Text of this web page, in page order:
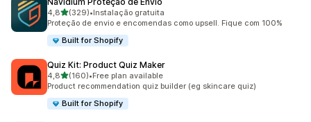
4,8de 5 estrelas
(329)
329 total de avaliações
•Instalação gratuita
Proteção de envio e encomendas como upsell. Fique com 100%
Built for Shopify
Quiz Kit: Product Quiz Maker
4,8de 5 estrelas
(160)
160 total de avaliações
•Free plan available
Product recommendation quiz builder (eg skincare quiz)
Built for Shopify